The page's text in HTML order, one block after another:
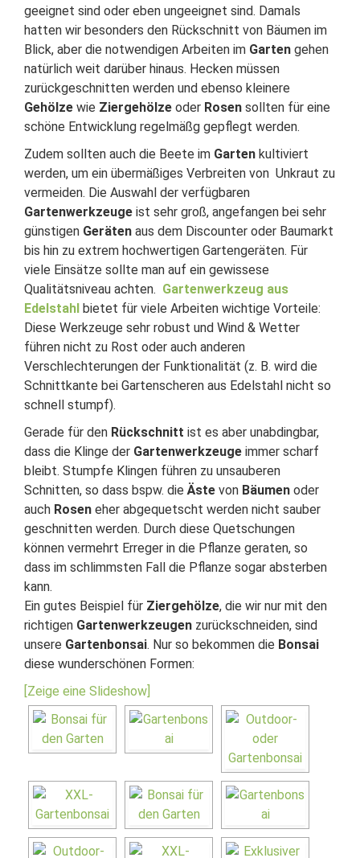
geeignet sind oder eben ungeeignet sind. Damals
hatten wir besonders den Rückschnitt von Bäumen im
Blick, aber die notwendigen Arbeiten im Garten gehen
natürlich weit darüber hinaus. Hecken müssen
zurückgeschnitten werden und ebenso kleinere
Gehölze wie Ziergehölze oder Rosen sollten für eine
schöne Entwicklung regelmäßg gepflegt werden.
Zudem sollten auch die Beete im Garten kultiviert
werden, um ein übermäßiges Verbreiten von Unkraut zu
vermeiden. Die Auswahl der verfügbaren
Gartenwerkzeuge ist sehr groß, angefangen bei sehr
günstigen Geräten aus dem Discounter oder Baumarkt
bis hin zu extrem hochwertigen Gartengeräten. Für
viele Einsätze sollte man auf ein gewissese
Qualitätsniveau achten. Gartenwerkzeug aus
Edelstahl bietet für viele Arbeiten wichtige Vorteile:
Diese Werkzeuge sehr robust und Wind & Wetter
führen nicht zu Rost oder auch anderen
Verschlechterungen der Funktionalität (z. B. wird die
Schnittkante bei Gartenscheren aus Edelstahl nicht so
schnell stumpf).
Gerade für den Rückschnitt ist es aber unabdingbar,
dass die Klinge der Gartenwerkzeuge immer scharf
bleibt. Stumpfe Klingen führen zu unsauberen
Schnitten, so dass bspw. dieÄste von Bäumen oder
auch Rosen eher abgequetscht werden nicht sauber
geschnitten werden. Durch diese Quetschungen
können vermehrt Erreger in die Pflanze geraten, so
dass im schlimmsten Fall die Pflanze sogar absterben
kann.
Ein gutes Beispiel für Ziergehölze, die wir nur mit den
richtigen Gartenwerkzeugen zurückschneiden, sind
unsere Gartenbonsai. Nur so bekommen die Bonsai
diese wunderschönen Formen:
[Zeige eine Slideshow]